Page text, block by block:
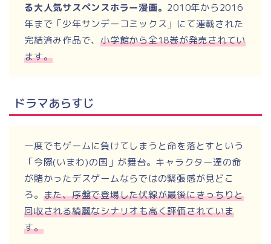
る大人気サスペンスホラー漫画。 2010年から2016
年まで「少年サンデーコミックス」にて連載された
完結済み作品で、小学館から全18巻が発売されてい
ます。
ドラマあらすじ
一度でもゲームに負けてしまうと命を落とすという
「今際(いまわ)の国」が舞台。キャラクター達の命
が賭かったデスゲームならではの緊張感が見どこ
ろ。 また、序盤で登場した伏線が最後にきっちりと
回収される綺麗なシナリオも高く評価されていま
す。